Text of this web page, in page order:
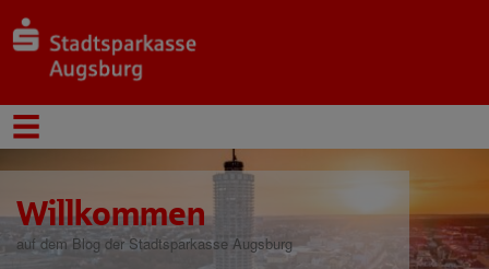
Willkommen
auf dem Blog der Stadtsparkasse Augsburg